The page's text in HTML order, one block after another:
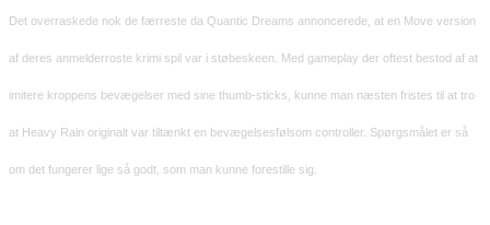
Det overraskede nok de færreste da Quantic Dreams annoncerede, at en Move version
af deres anmelderroste krimi spil var i støbeskeen. Med gameplay der oftest bestod af at
imitere kroppens bevægelser med sine thumb-sticks, kunne man næsten fristes til at tro
at Heavy Rain originalt var tiltænkt en bevægelsesfølsom controller. Spørgsmålet er så
om det fungerer lige så godt, som man kunne forestille sig.